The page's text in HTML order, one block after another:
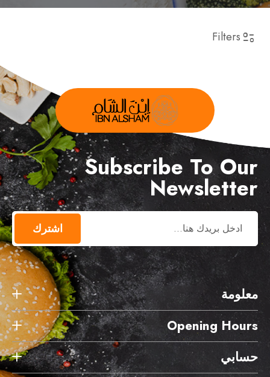
Filters
Subscribe To Our
Newsletter
اشترك
معلومة
Opening Hours
حسابي